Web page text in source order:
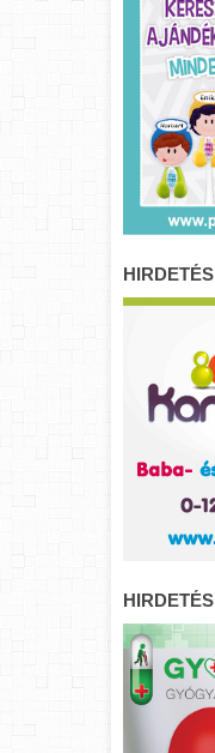
HIRDETÉS
HIRDETÉS